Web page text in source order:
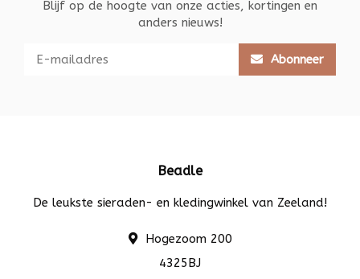
Blijf op de hoogte van onze acties, kortingen en
anders nieuws!
Abonneer
Beadle
De leukste sieraden- en kledingwinkel van Zeeland!
Hogezoom 200
4325BJ